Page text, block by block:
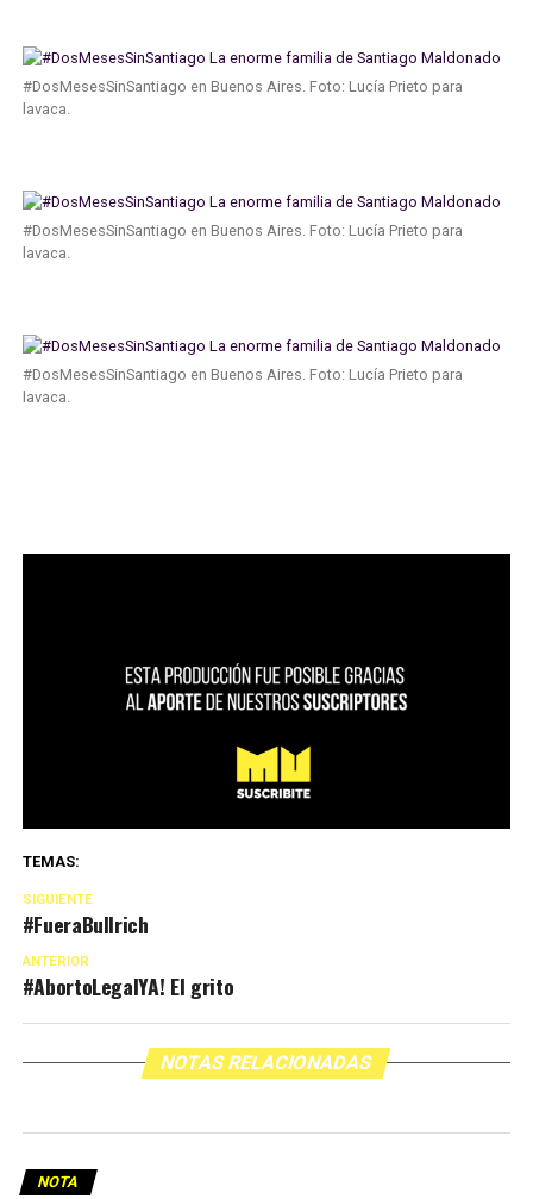
#DosMesesSinSantiago en Buenos Aires. Foto: Lucía Prieto para
lavaca.
#DosMesesSinSantiago en Buenos Aires. Foto: Lucía Prieto para
lavaca.
#DosMesesSinSantiago en Buenos Aires. Foto: Lucía Prieto para
lavaca.
TEMAS:
SIGUIENTE
#FueraBullrich
ANTERIOR
#AbortoLegalYA! El grito
NOTAS RELACIONADAS
NOTA